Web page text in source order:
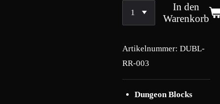
In den
Warenkorb
Artikelnummer: DUBL-
RR-003
Dungeon Blocks